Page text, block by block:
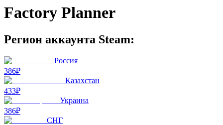
Factory Planner
Регион аккаунта Steam:
Россия
386₽
Казахстан
433₽
Украина
386₽
СНГ